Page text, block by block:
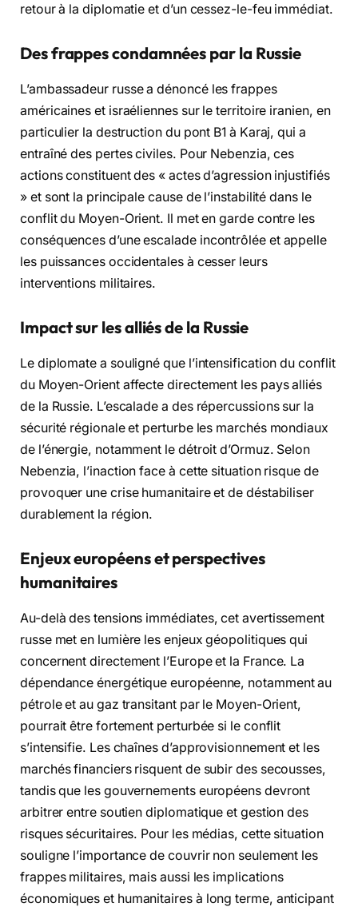
retour à la diplomatie et d’un cessez-le-feu immédiat.
Des frappes condamnées par la Russie
L’ambassadeur russe a dénoncé les frappes
américaines et israéliennes sur le territoire iranien, en
particulier la destruction du pont B1 à Karaj, qui a
entraîné des pertes civiles. Pour Nebenzia, ces
actions constituent des « actes d’agression injustifiés
» et sont la principale cause de l’instabilité dans le
conflit du Moyen-Orient. Il met en garde contre les
conséquences d’une escalade incontrôlée et appelle
les puissances occidentales à cesser leurs
interventions militaires.
Impact sur les alliés de la Russie
Le diplomate a souligné que l’intensification du conflit
du Moyen-Orient affecte directement les pays alliés
de la Russie. L’escalade a des répercussions sur la
sécurité régionale et perturbe les marchés mondiaux
de l’énergie, notamment le détroit d’Ormuz. Selon
Nebenzia, l’inaction face à cette situation risque de
provoquer une crise humanitaire et de déstabiliser
durablement la région.
Enjeux européens et perspectives
humanitaires
Au-delà des tensions immédiates, cet avertissement
russe met en lumière les enjeux géopolitiques qui
concernent directement l’Europe et la France. La
dépendance énergétique européenne, notamment au
pétrole et au gaz transitant par le Moyen-Orient,
pourrait être fortement perturbée si le conflit
s’intensifie. Les chaînes d’approvisionnement et les
marchés financiers risquent de subir des secousses,
tandis que les gouvernements européens devront
arbitrer entre soutien diplomatique et gestion des
risques sécuritaires. Pour les médias, cette situation
souligne l’importance de couvrir non seulement les
frappes militaires, mais aussi les implications
économiques et humanitaires à long terme, anticipant